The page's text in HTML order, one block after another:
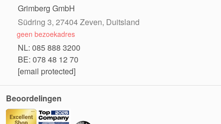
Grimberg GmbH
Südring 3, 27404 Zeven, Duitsland
geen bezoekadres
NL: 085 888 3200
BE: 078 48 12 70
[email protected]
Beoordelingen